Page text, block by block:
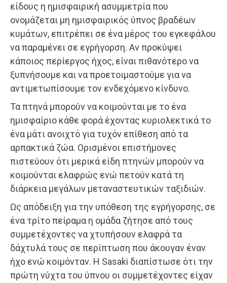
είδους η ημισφαιρική ασυμμετρία που
ονομάζεται μη ημισφαιρικός ύπνος βραδέων
κυμάτων, επιτρέπει σε ένα μέρος του εγκεφάλου
να παραμένει σε εγρήγορση. Αν προκύψει
κάποιος περίεργος ήχος, είναι πιθανότερο να
ξυπνήσουμε και να προετοιμαστούμε για να
αντιμετωπίσουμε τον ενδεχόμενο κίνδυνο.
Τα πτηνά μπορούν να κοιμούνται με το ένα
ημισφαίριο κάθε φορά έχοντας κυριολεκτικά το
ένα μάτι ανοιχτό για τυχόν επίθεση από τα
αρπακτικά ζώα. Ορισμένοι επιστήμονες
πιστεύουν ότι μερικά είδη πτηνών μπορούν να
κοιμούνται ελαφρώς ενώ πετούν κατά τη
διάρκεια μεγάλων μεταναστευτικών ταξιδιών.
Ως απόδειξη για την υπόθεση της εγρήγορσης, σε
ένα τρίτο πείραμα η ομάδα ζήτησε από τους
συμμετέχοντες να χτυπήσουν ελαφρά τα
δάχτυλά τους σε περίπτωση που άκουγαν έναν
ήχο ενώ κοιμόνταν. Η Sasaki διαπίστωσε ότι την
πρώτη νύχτα του ύπνου οι συμμετέχοντες είχαν